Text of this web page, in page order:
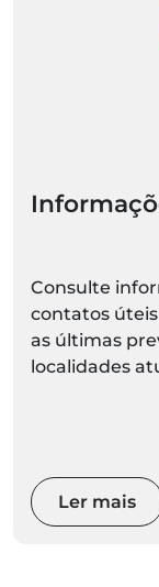
Consulte informações turísticas, mapas e guias,
contatos
as últimas
localidades
Ler mais